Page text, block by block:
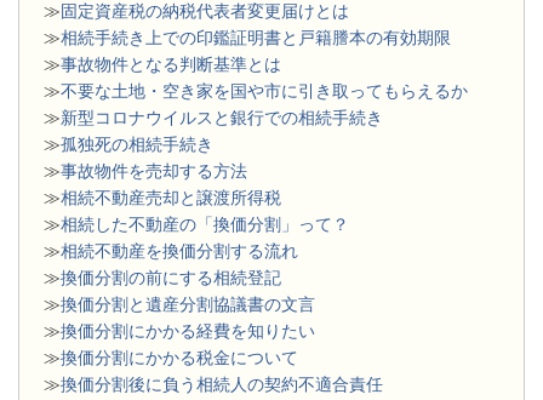
≫固定資産税の納税代表者変更届けとは
≫相続手続き上での印鑑証明書と戸籍謄本の有効期限
≫事故物件となる判断基準とは
≫不要な土地・空き家を国や市に引き取ってもらえるか
≫新型コロナウイルスと銀行での相続手続き
≫孤独死の相続手続き
≫事故物件を売却する方法
≫相続不動産売却と譲渡所得税
≫相続した不動産の「換価分割」って？
≫相続不動産を換価分割する流れ
≫換価分割の前にする相続登記
≫換価分割と遺産分割協議書の文言
≫換価分割にかかる経費を知りたい
≫換価分割にかかる税金について
≫換価分割後に負う相続人の契約不適合責任